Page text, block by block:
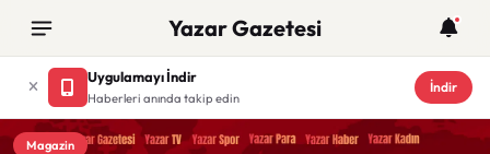
Yazar Gazetesi
Uygulamayı İndir
Haberleri anında takip edin
İndir
Magazin